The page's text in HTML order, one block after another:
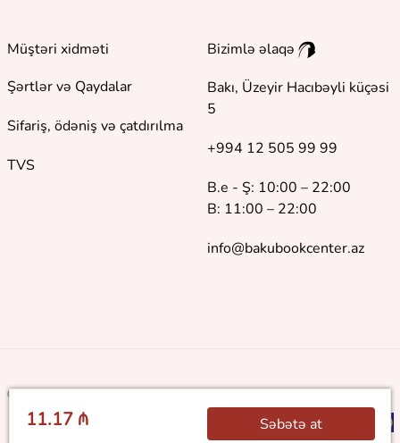
11.17 ₼ Səbətə at
Müştəri xidməti
Şərtlər və Qaydalar
Sifariş, ödəniş və çatdırılma
TVS
Bizimlə əlaqə
Bakı, Üzeyir Hacıbəyli küçəsi
5
+994 12 505 99 99
B.e - Ş: 10:00 – 22:00
B: 11:00 – 22:00
info@bakubookcenter.az
©2018 - 2026 Baku Book Center. Bütün hüquqlar qorunur